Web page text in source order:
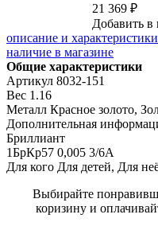
21 369 ₽
Добавить в
описание и характеристики
наличие в магазине
Общие характеристики
Артикул 8032-151
Вес 1.16
Металл Красное золото,
Дополнительная
Бриллиант
1БрКр57 0,005 3/6А
Для кого Для детей, Для
Выбирайте
коризину и